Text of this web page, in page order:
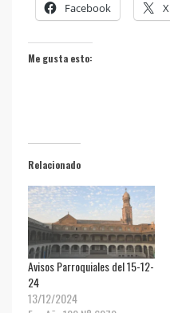
Facebook X
Me gusta esto:
Relacionado
Avisos Parroquiales del 15-12-
24
13/12/2024